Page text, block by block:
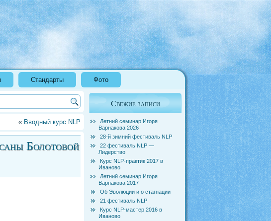
Стандарты Фото
« Вводный курс NLP
Болотовой
Свежие записи
Летний семинар Игоря
Варнакова 2026
28-й зимний фестиваль NLP
22 фестиваль NLP —
Лидерство
Курс NLP-практик 2017 в
Иваново
Летний семинар Игоря
Варнакова 2017
Об Эволюции и о стагнации
21 фестиваль NLP
Курс NLP-мастер 2016 в
Иваново